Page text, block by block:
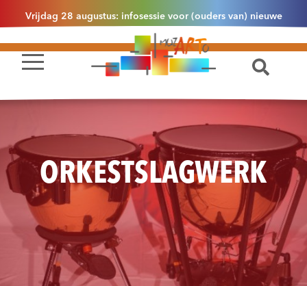
Vrijdag 28 augustus: infosessie voor (ouders van) nieuwe
leerlingen 2.1 om 13u30 in Essen
ORKESTSLAGWERK